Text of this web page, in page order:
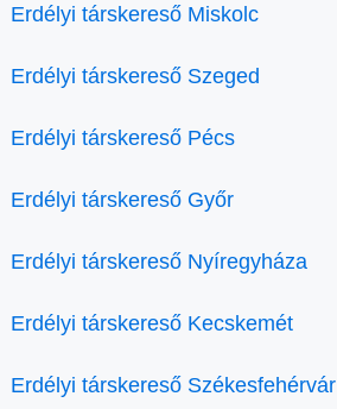
Erdélyi társkereső Miskolc
Erdélyi társkereső Szeged
Erdélyi társkereső Pécs
Erdélyi társkereső Győr
Erdélyi társkereső Nyíregyháza
Erdélyi társkereső Kecskemét
Erdélyi társkereső Székesfehérvár